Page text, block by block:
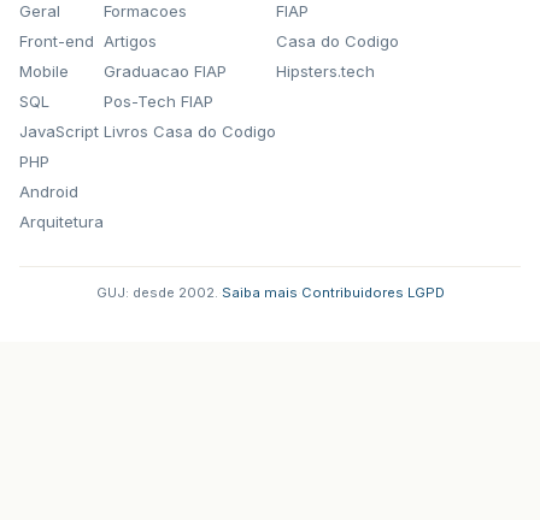
Geral
Front-end
Mobile
SQL
JavaScript
PHP
Android
Arquitetura
Formacoes
Artigos
Graduacao FIAP
Pos-Tech FIAP
Livros Casa do Codigo
FIAP
Casa do Codigo
Hipsters.tech
GUJ: desde 2002. Saiba mais Contribuidores LGPD